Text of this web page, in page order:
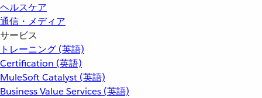
ヘルスケア
通信・メディア
サービス
トレーニング (英語)
Certification (英語)
MuleSoft Catalyst (英語)
Business Value Services (英語)